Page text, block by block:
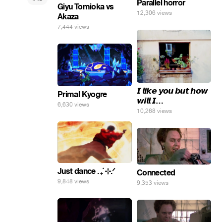
Giyu Tomioka vs
Akaza
7,444 views
Parallel horror
12,306 views
𝙄 𝙡𝙞𝙠𝙚 𝙮𝙤𝙪 𝙗𝙪𝙩 𝙝𝙤𝙬
𝙬𝙞𝙡𝙡 𝙄…
10,268 views
Primal Kyogre
6,630 views
Just dance . ݁₊ ⊹.ᐟ
9,848 views
Connected
9,353 views